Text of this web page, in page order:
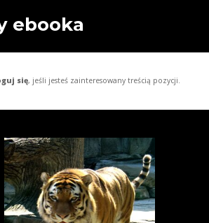
ebooka
się, jeśli jesteś zainteresowany treścią pozycji.